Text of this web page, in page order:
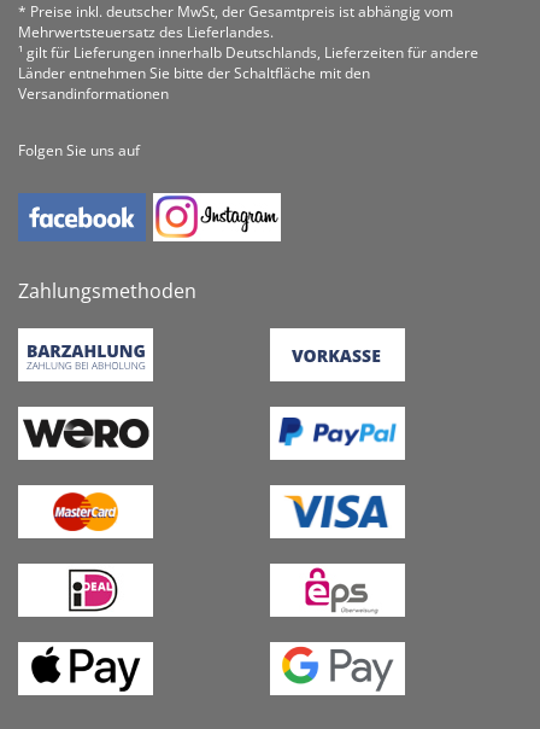
* Preise inkl. deutscher MwSt, der Gesamtpreis ist abhängig vom
Mehrwertsteuersatz des Lieferlandes.
¹ gilt für Lieferungen innerhalb Deutschlands, Lieferzeiten für andere
Länder entnehmen Sie bitte der Schaltfläche mit den
Versandinformationen
Folgen Sie uns auf
Zahlungsmethoden